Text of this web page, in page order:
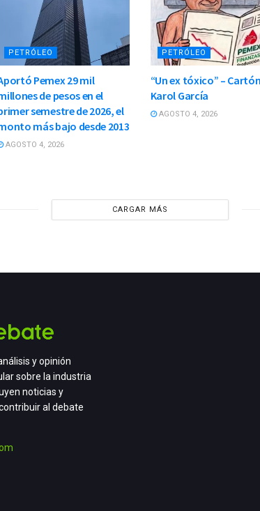
PETRÓLEO
Pemex 29 mil
de pesos en el
semestre de 2026, el
más bajo desde 2013
AGOSTO 4, 2026
PETRÓLEO
“Un ex tóxico” –
Karol García
AGOSTO 4, 2026
CARGAR MÁS
y opinión
sobre la industria
noticias y
al debate